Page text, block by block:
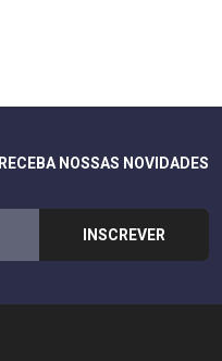
RECEBA NOSSAS NOVIDADES